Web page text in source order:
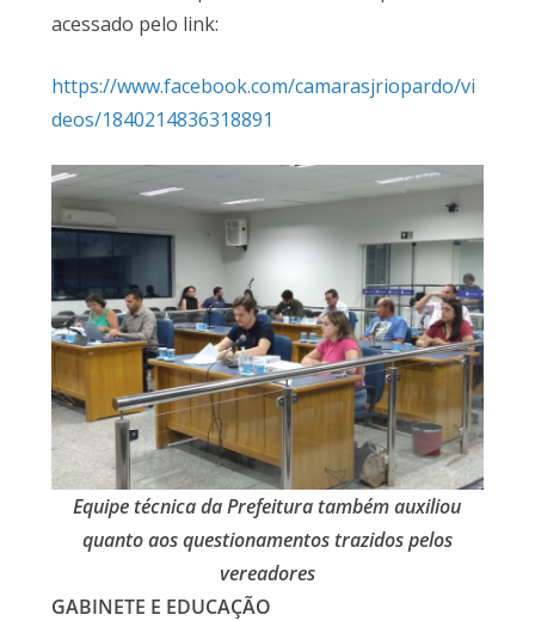
acessado pelo link:
https://www.facebook.com/camarasjriopardo/vi
deos/1840214836318891
Equipe técnica da Prefeitura também auxiliou
quanto aos questionamentos trazidos pelos
vereadores
GABINETE E EDUCAÇÃO